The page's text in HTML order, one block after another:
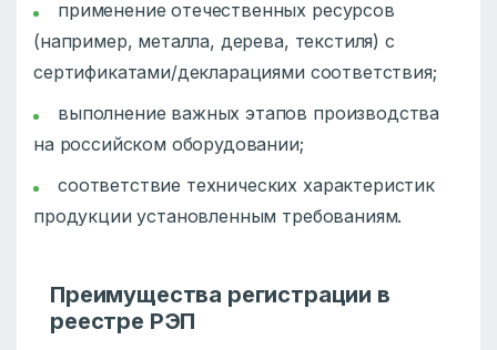
применение отечественных ресурсов
(например, металла, дерева, текстиля) с
сертификатами/декларациями соответствия;
выполнение важных этапов производства
на российском оборудовании;
соответствие технических характеристик
продукции установленным требованиям.
Преимущества регистрации в
реестре РЭП